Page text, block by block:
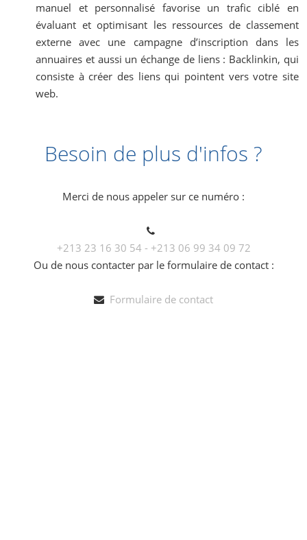
manuel et personnalisé favorise un trafic ciblé en
évaluant et optimisant les ressources de classement
externe avec une campagne d’inscription dans les
annuaires et aussi un échange de liens : Backlinkin, qui
consiste à créer des liens qui pointent vers votre site
web.
Besoin de plus d'infos ?
Merci de nous appeler sur ce numéro :
+213 23 16 30 54 - +213 06 99 34 09 72
Ou de nous contacter par le formulaire de contact :
Formulaire de contact